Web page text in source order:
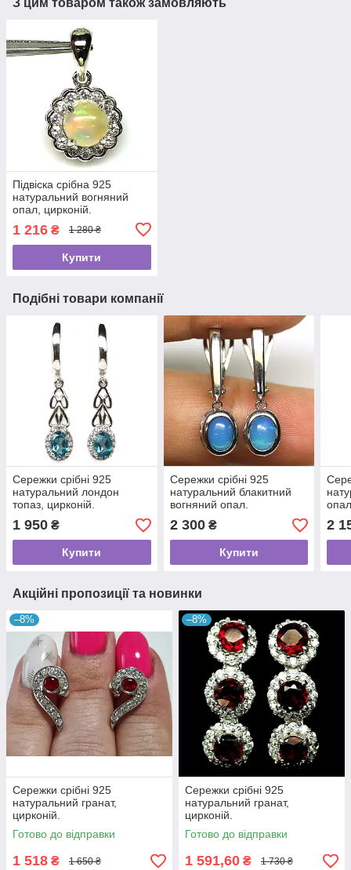
З цим товаром також замовляють
Підвіска срібна 925
натуральний вогняний
опал, цирконій.
1 216 ₴ 1 280 ₴
Купити
Подібні товари компанії
Сережки срібні 925
натуральний лондон
топаз, цирконій.
1 950 ₴
Купити
Сережки срібні 925
натуральний блакитний
вогняний опал.
2 300₴
Купити
2
Акційні пропозиції та новинки
–8%
Сережки срібні 925
натуральний гранат,
цирконій.
Готово до відправки
1 518 ₴ 1 650 ₴
–8%
Сережки срібні 925
натуральний гранат,
цирконій.
Готово до відправки
1 591,60 ₴ 1 730 ₴